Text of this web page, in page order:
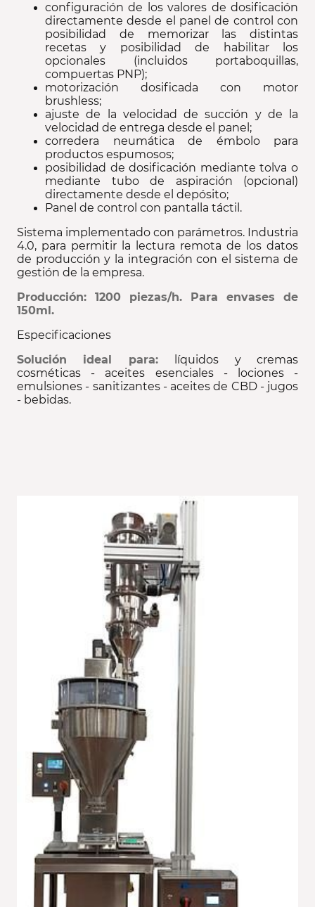
configuración de los valores de dosificación
directamente desde el panel de control con
posibilidad de memorizar las distintas
recetas y posibilidad de habilitar los
opcionales (incluidos portaboquillas,
compuertas PNP);
motorización dosificada con motor
brushless;
ajuste de la velocidad de succión y de la
velocidad de entrega desde el panel;
corredera neumática de émbolo para
productos espumosos;
posibilidad de dosificación mediante tolva o
mediante tubo de aspiración (opcional)
directamente desde el depósito;
Panel de control con pantalla táctil.
Sistema implementado con parámetros. Industria
4.0, para permitir la lectura remota de los datos
de producción y la integración con el sistema de
gestión de la empresa.
Producción: 1200 piezas/h. Para envases de
150ml.
Especificaciones
Solución ideal para:
líquidos y cremas
cosméticas - aceites esenciales - lociones -
emulsiones - sanitizantes - aceites de CBD - jugos
- bebidas.